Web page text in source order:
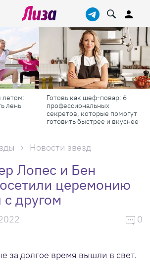
летом:
лень
Готовь как шеф-повар: 6
профессиональных
секретов, которые помогут
готовить быстрее и вкуснее
Новости звезд
Лопес и Бен
церемонию
другом
0
за долгое время вышли в свет.